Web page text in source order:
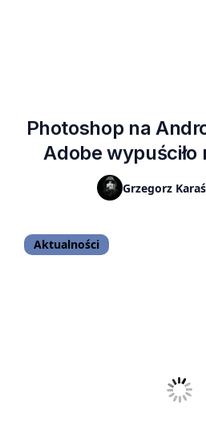
Photoshop na
Adobe
popularnego
Grzegorz Karaś
Aktualności